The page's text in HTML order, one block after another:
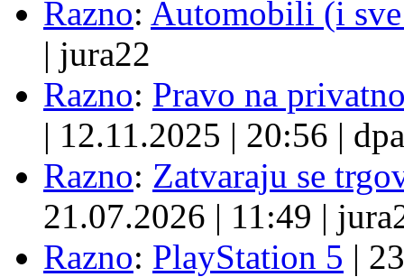
Razno: Automobili (i
| jura22
Razno: Pravo na
| 12.11.2025 | 20:56 |
Razno: Zatvaraju se
21.07.2026 | 11:49 |
Razno: PlayStation 5 |